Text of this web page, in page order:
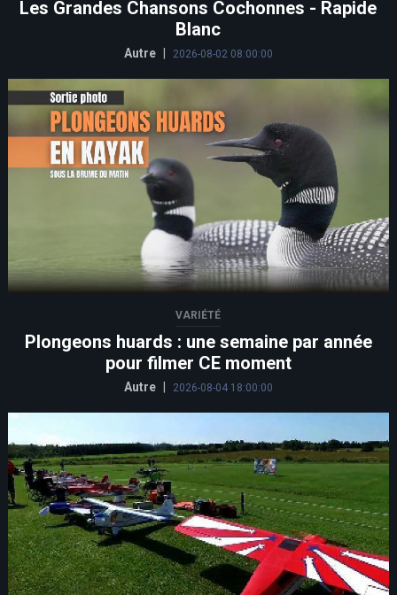
Les Grandes Chansons Cochonnes - Rapide
Blanc
Autre 2026-08-02 08:00:00
VARIÉTÉ
Plongeons huards : une semaine par année
pour filmer CE moment
Autre 2026-08-04 18:00:00